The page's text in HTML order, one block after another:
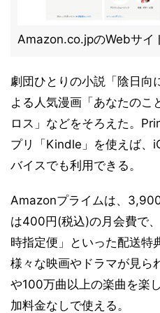
Amazon.co.jpのWebサイ
劇団ひとりの小説「陰日向
よる人気漫画「あなたのこ
ロス」などをそろえた。
プリ「Kindle」を使えば、
バイスでも利用できる。
Amazonプライムは、
は400円(税込)の月会費で
時指定便」といった配送特
様々な映画やドラマが見ら
や100万曲以上の楽曲を楽
加料金なしで使える。